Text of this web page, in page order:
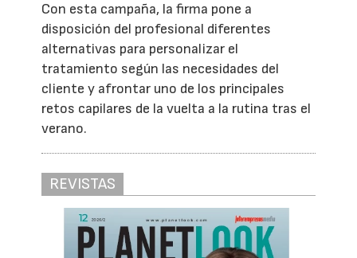
Con esta campaña, la firma pone a
disposición del profesional diferentes
alternativas para personalizar el
tratamiento según las necesidades del
cliente y afrontar uno de los principales
retos capilares de la vuelta a la rutina tras el
verano.
REVISTAS